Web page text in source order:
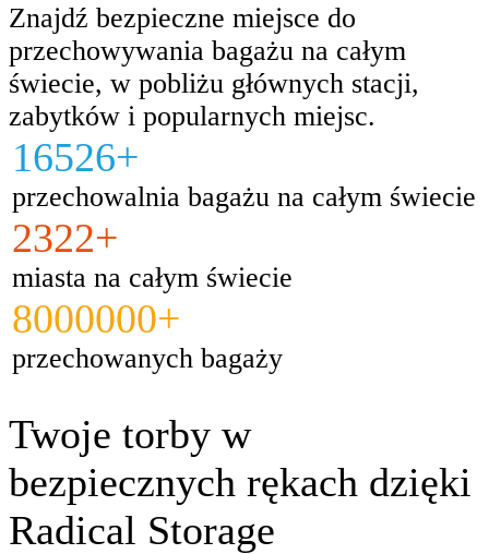
Znajdź bezpieczne miejsce do
przechowywania bagażu na całym
świecie, w pobliżu głównych stacji,
zabytków i popularnych miejsc.
16526+
przechowalnia bagażu na całym świecie
2322+
miasta na całym świecie
8000000+
przechowanych bagaży
Twoje torby w
bezpiecznych rękach dzięki
Radical Storage